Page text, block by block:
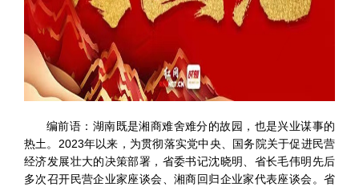
编前语： 湖南既是湘商难舍难分的故园，也是兴业谋事的
热土。2023年以来，为贯彻落实党中央、国务院关于促进民营
经济发展壮大的决策部署，省委书记沈晓明、省长毛伟明先后
多次召开民营企业家座谈会、湘商回归企业家代表座谈会。省